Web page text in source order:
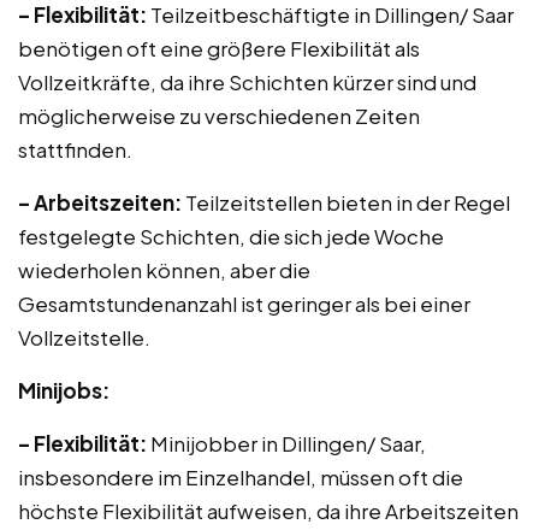
– Flexibilität: Teilzeitbeschäftigte in Dillingen/ Saar
benötigen oft eine größere Flexibilität als
Vollzeitkräfte, da ihre Schichten kürzer sind und
möglicherweise zu verschiedenen Zeiten
stattfinden.
– Arbeitszeiten: Teilzeitstellen bieten in der Regel
festgelegte Schichten, die sich jede Woche
wiederholen können, aber die
Gesamtstundenanzahl ist geringer als bei einer
Vollzeitstelle.
Minijobs:
– Flexibilität: Minijobber in Dillingen/ Saar,
insbesondere im Einzelhandel, müssen oft die
höchste Flexibilität aufweisen, da ihre Arbeitszeiten